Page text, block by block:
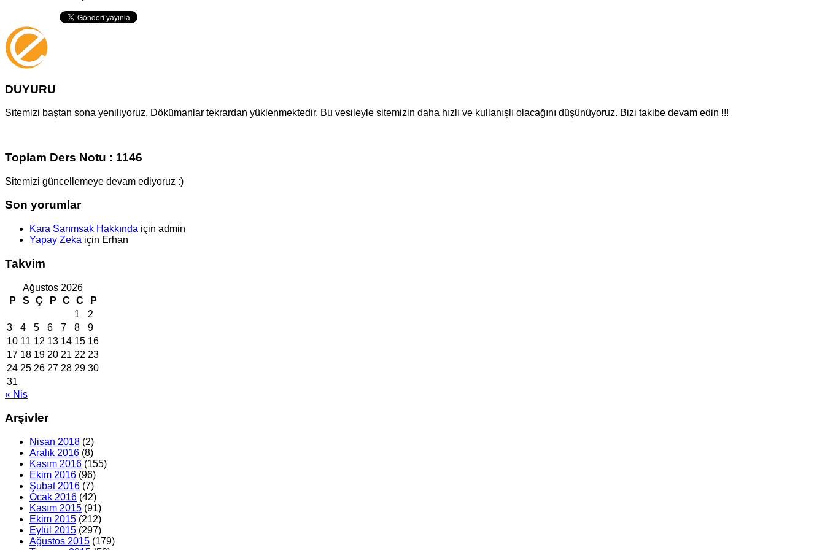
DUYURU
Sitemizi baştan sona yeniliyoruz. Dökümanlar tekrardan yüklenmektedir. Bu vesileyle sitemizin daha hızlı ve kullanışlı olacağını düşünüyoruz. Bizi takibe devam edin !!!
Toplam Ders Notu : 1146
Sitemizi güncellemeye devam ediyoruz :)
Son yorumlar
Kara Sarımsak Hakkında için admin
Yapay Zeka için Erhan
Takvim
Ağustos 2026
P
S Ç P C C
P
1
2
3
4 5 6 7 8
9
10 11 12 13 14 15 16
17 18 19 20 21 22 23
24 25 26 27 28 29 30
31
« Nis
Arşivler
Nisan 2018 (2)
Aralık 2016 (8)
Kasım 2016 (155)
Ekim 2016 (96)
Şubat 2016 (7)
Ocak 2016 (42)
Kasım 2015 (91)
Ekim 2015 (212)
Eylül 2015 (297)
Ağustos 2015 (179)